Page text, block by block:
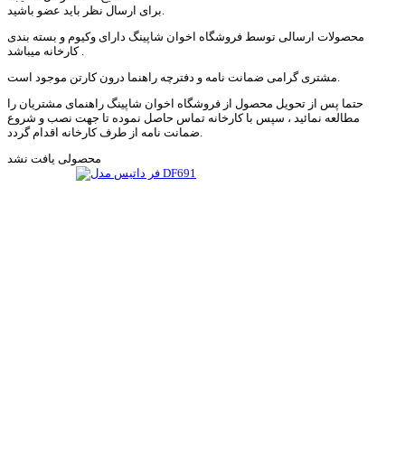
محصولات ارسالی توسط فروشگاه اخوان شاپینگ دارای وکیوم و بسته بندی
کارخانه میباشد .
حتما پس از تحویل محصول از فروشگاه اخوان شاپینگ راهنمای مشتریان را
مطالعه نمائید ، سپس با کارخانه تماس حاصل نموده تا جهت نصب و شروع
محصولی یافت نشد